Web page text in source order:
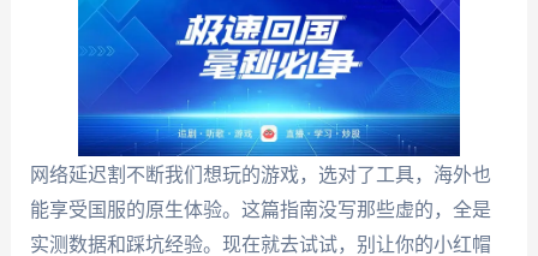
网络延迟割不断我们想玩的游戏，选对了工具，海外也
能享受国服的原生体验。这篇指南没写那些虚的，全是
实测数据和踩坑经验。现在就去试试，别让你的小红帽